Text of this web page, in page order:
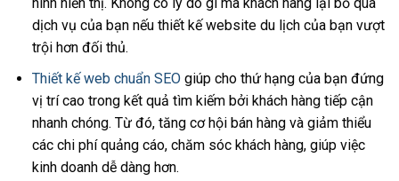
hình hiển thị. Không có lý do gì mà khách hàng lại bỏ qua
dịch vụ của bạn nếu thiết kế website du lịch của bạn vượt
trội hơn đối thủ.
Thiết kế web chuẩn SEOgiúp cho thứ hạng của bạn đứng
vị trí cao trong kết quả tìm kiếm bởi khách hàng tiếp cận
nhanh chóng. Từ đó, tăng cơ hội bán hàng và giảm thiểu
các chi phí quảng cáo, chăm sóc khách hàng, giúp việc
kinh doanh dễ dàng hơn.